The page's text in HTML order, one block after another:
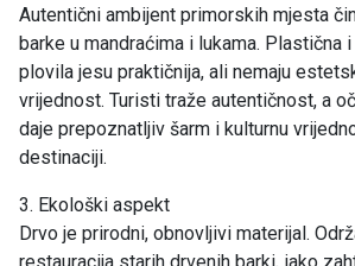
Autentični ambijent primorskih mjesta
barke u mandraćima i lukama. Plastična
plovila jesu praktičnija, ali nemaju
vrijednost. Turisti traže autentičnost, a
daje prepoznatljiv šarm i kulturnu
destinaciji.
3. Ekološki aspekt
Drvo je prirodni, obnovljivi materijal.